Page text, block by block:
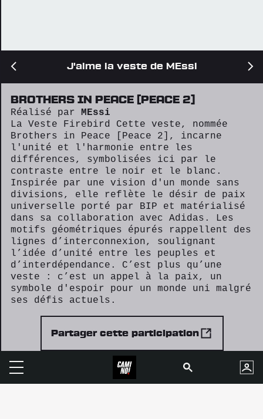
J'aime la veste de MEssi
BROTHERS IN PEACE [PEACE 2]
Réalisé par MEssi
La Veste Firebird Cette veste, nommée
Brothers in Peace [Peace 2], incarne
l'unité et l'harmonie entre les
différences, symbolisées ici par le
contraste entre le noir et le blanc.
Inspirée par une vision d'un monde sans
divisions, elle reflète le désir de paix
universelle porté par BIP et matérialisé
dans sa collaboration avec Adidas. Les
motifs géométriques épurés rappellent des
lignes d’interconnexion, soulignant
l’idée d’unité entre les peuples et
d’interdépendance. C’est plus qu’une
veste : c’est un appel à la paix, un
symbole d'espoir pour un monde uni malgré
ses défis actuels.
Partager cette participation